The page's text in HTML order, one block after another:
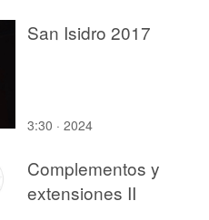
San Isidro 2017
3:30 · 2024
Complementos y
extensiones II